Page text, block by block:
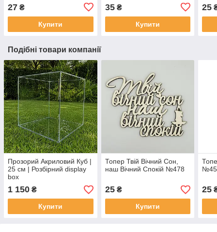
27 ₴
Купити
35₴
Купити
25
Подібні товари компанії
Прозорий Акриловий Куб |
25 см | Розбірний display
box
1 150 ₴
Купити
Топер Твій Вічний Сон,
наш Вічний Спокій №478
25₴
Купити
25